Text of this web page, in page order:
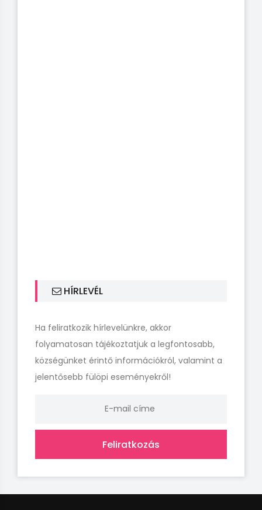
HÍRLEVÉL
Ha feliratkozik hírlevelünkre, akkor
folyamatosan tájékoztatjuk a legfontosabb,
községünket érintő információkról, valamint a
jelentősebb fülöpi eseményekről!
Feliratkozás